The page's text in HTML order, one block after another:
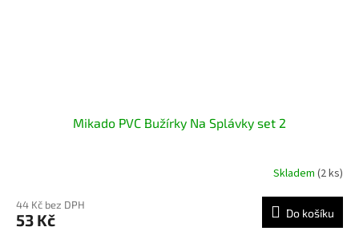
Mikado PVC Bužírky Na Splávky set 2
Skladem (2 ks)
44 Kč bez DPH
53 Kč Do košíku